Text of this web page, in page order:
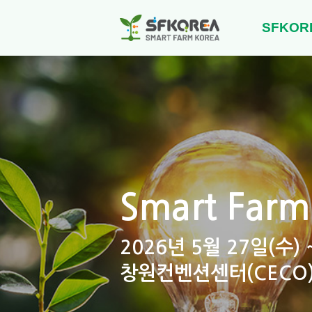
Smart
2026년 5월 27일(수)
창원컨벤션센터